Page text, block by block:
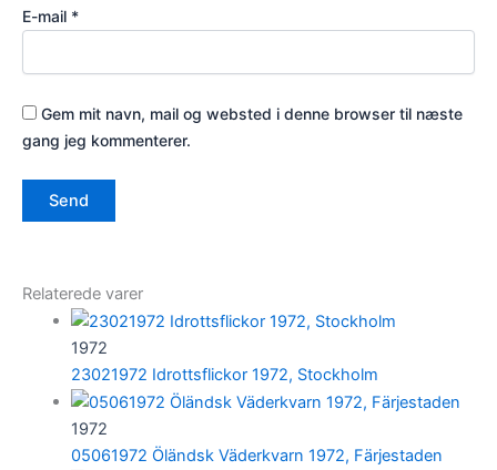
E-mail *
Gem mit navn, mail og websted i denne browser til næste
gang jeg kommenterer.
Relaterede varer
1972
23021972 Idrottsflickor 1972, Stockholm
1972
05061972 Öländsk Väderkvarn 1972, Färjestaden